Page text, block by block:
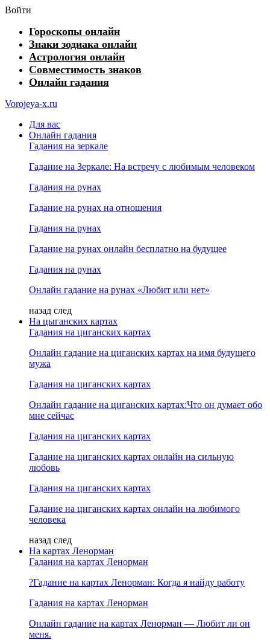
Войти
Гороскопы онлайн
Знаки зодиака онлайн
Астрология онлайн
Совместимость знаков
Онлайн гадания
Vorojeya-x.ru
Для вас
Онлайн гадания
Гадания на зеркале
Гадание на Зеркале: На встречу с любимым человеком
Гадания на рунах
Гадание на рунах на отношения
Гадания на рунах
Гадание на рунах онлайн бесплатно на будущее
Гадания на рунах
Онлайн гадание на рунах «Любит или нет»
назад след
На цыганских картах
Гадания на циганских картах
Онлайн гадание на циганских картах на имя будущего
мужа
Гадания на циганских картах
Онлайн гадание на циганских картах:Что он думает обо
мне сейчас
Гадания на циганских картах
Гадание на циганских картах онлайн на сильную
любовь
Гадания на циганских картах
Гадание на циганских картах онлайн на любимого
человека
назад след
На картах Ленорман
Гадания на картах Ленорман
?Гадание на картах Ленорман: Когда я найду работу
Гадания на картах Ленорман
Онлайн гадание на картах Ленорман — Любит ли он
меня.